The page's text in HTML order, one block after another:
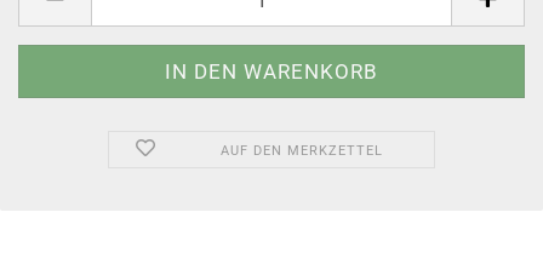
AUF DEN MERKZETTEL